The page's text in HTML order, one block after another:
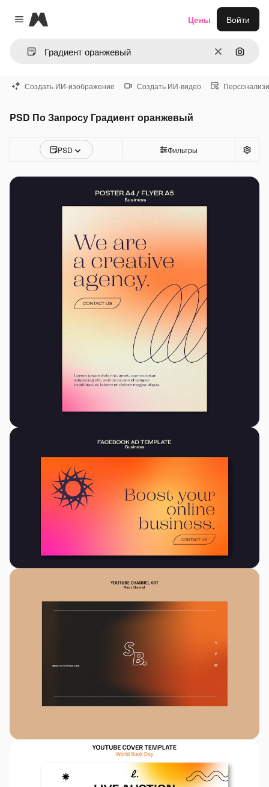
Close menu
Magnific
ОчиститьПоиск
Цены Войти
Создать ИИ-изображение Создать ИИ-видео
PSD По Запросу Градиент оранжевый
PSD Фильтры